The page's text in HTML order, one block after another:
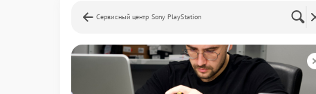
Сервисный центр Sony PlayStation